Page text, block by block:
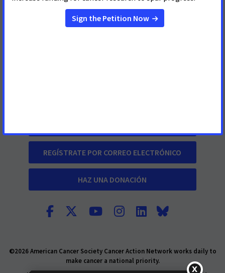
Ponte en contacto con nosotros
REGÍSTRATE POR CORREO ELECTRÓNICO
HAZ UNA DONACIÓN
©2026 American Cancer Society Cancer Action Network works daily to
make cancer a national priority.